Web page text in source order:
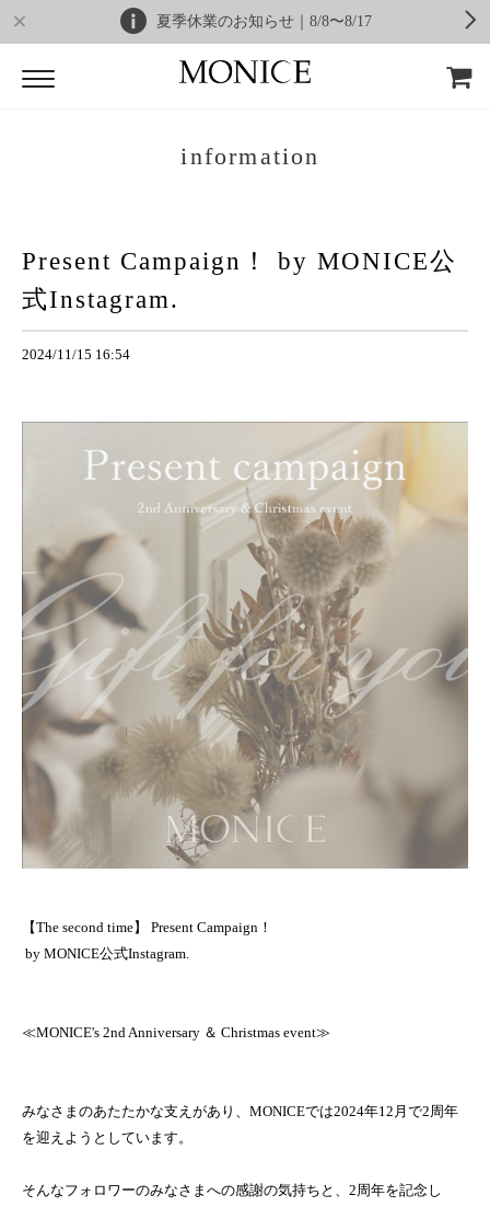
夏季休業のお知らせ｜8/8〜8/17
information
Present Campaign！ by MONICE公
式Instagram.
2024/11/15 16:54
【The second time】 Present Campaign！
by MONICE公式Instagram.
≪MONICE's 2nd Anniversary ＆ Christmas event≫
みなさまのあたたかな支えがあり、MONICEでは2024年12月で2周年
を迎えようとしています。
そんなフォロワーのみなさまへの感謝の気持ちと、2周年を記念し